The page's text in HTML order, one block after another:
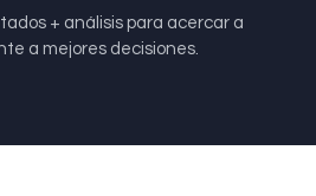
+ análisis para acercar a
a mejores decisiones.